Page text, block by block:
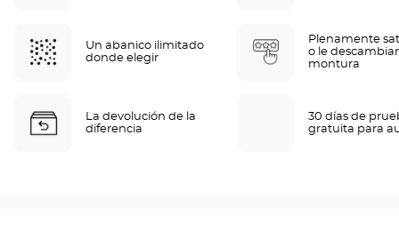
Un abanico ilimitado
donde elegir
Plenamente
o le
montura
La devolución de la
diferencia
30 días de
gratuita para